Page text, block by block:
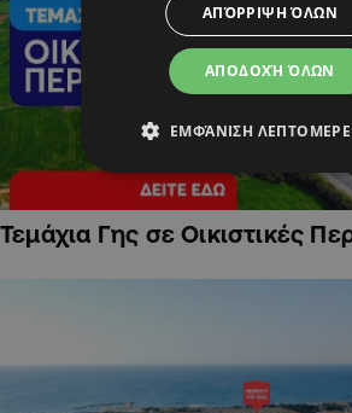
Τεμάχια Γης σε Οικιστικές
ΑΠΟΔΟΧΉ ΌΛΩΝ
ΑΠΌΡΡΙΨΗ ΌΛΩΝ
ΕΜΦΆΝΙΣΗ